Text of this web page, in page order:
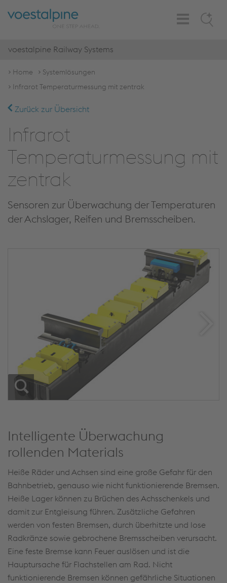
Search
Toggle
Navigation
voestalpine Railway Systems
Home
Systemlösungen
Infrarot Temperaturmessung mit zentrak
Zurück zur Übersicht
Infrarot
Temperaturmessung mit
zentrak
Sensoren zur Überwachung der Temperaturen
der Achslager, Reifen und Bremsscheiben.
Intelligente Überwachung
rollenden Materials
Heiße Räder und Achsen sind eine große Gefahr für den
Bahnbetrieb, genauso wie nicht funktionierende Bremsen.
Heiße Lager können zu Brüchen des Achsschenkels und
damit zur Entgleisung führen. Zusätzliche Gefahren
werden von festen Bremsen, durch überhitzte und lose
Radkränze sowie gebrochene Bremsscheiben verursacht.
Eine feste Bremse kann Feuer auslösen und ist die
Hauptursache für Flachstellen am Rad. Nicht
funktionierende Bremsen können gefährliche Situationen